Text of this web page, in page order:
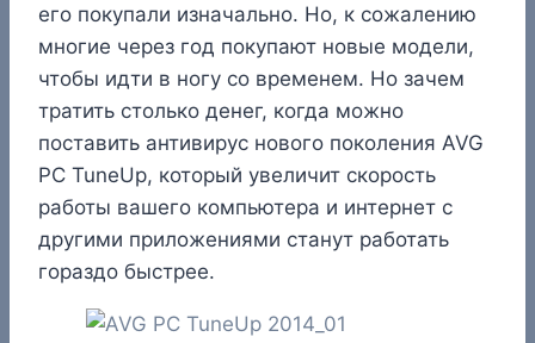
его покупали изначально. Но, к сожалению
многие через год покупают новые модели,
чтобы идти в ногу со временем. Но зачем
тратить столько денег, когда можно
поставить антивирус нового поколения AVG
PC TuneUp, который увеличит скорость
работы вашего компьютера и интернет с
другими приложениями станут работать
гораздо быстрее.